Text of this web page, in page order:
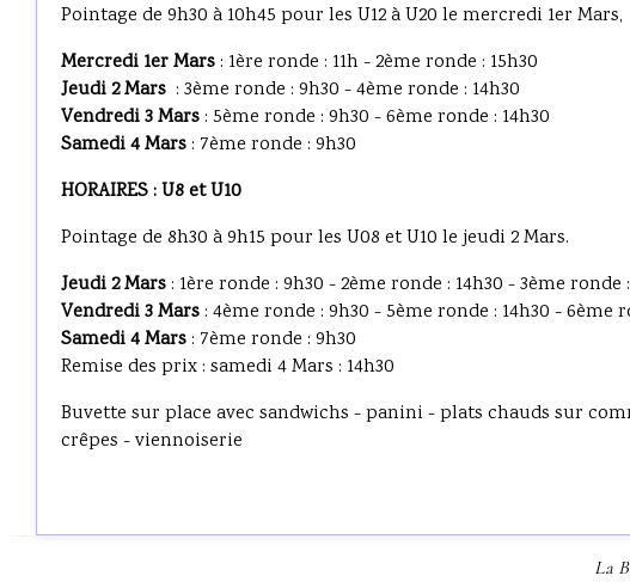
Pointage de 9h30 à 10h45 pour les U12 à U20 le mercredi 1er Mars,
Mercredi 1er Mars : 1ère ronde : 11h - 2ème ronde : 15h30
Jeudi 2 Mars : 3ème ronde : 9h30 - 4ème ronde : 14h30
Vendredi 3 Mars : 5ème ronde : 9h30 - 6ème ronde : 14h30
Samedi 4 Mars : 7ème ronde : 9h30
HORAIRES :U8 et U10
Pointage de 8h30 à 9h15 pour les U08 et U10 le jeudi 2 Mars.
Jeudi 2 Mars : 1ère ronde : 9h30 - 2ème ronde : 14h30 - 3ème ronde
Vendredi 3 Mars : 4ème ronde : 9h30 - 5ème ronde : 14h30 - 6ème
Samedi 4 Mars : 7ème ronde : 9h30
Remise des prix : samedi 4 Mars : 14h30
Buvette sur place avec sandwichs - panini - plats chauds sur
crêpes - viennoiserie
La